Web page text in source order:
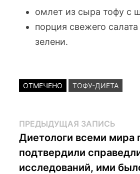
омлет из сыра тофу с
порция свежего
зелени.
ОТМЕЧЕНО ТОФУ-ДИЕТА
Навигация
по
записям
ПРЕДЫДУЩАЯ ЗАПИСЬ
Диетологи всеми мира
подтвердили
исследований, ими